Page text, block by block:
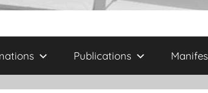
Publications